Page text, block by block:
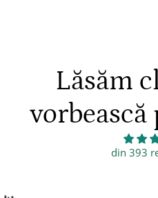
Lăsăm
din 393